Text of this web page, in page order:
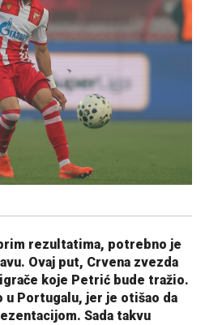
rezultatima, potrebno je
Ovaj put, Crvena zvezda
koje Petrić bude tražio.
u Portugalu, jer je otišao da
Sada takvu